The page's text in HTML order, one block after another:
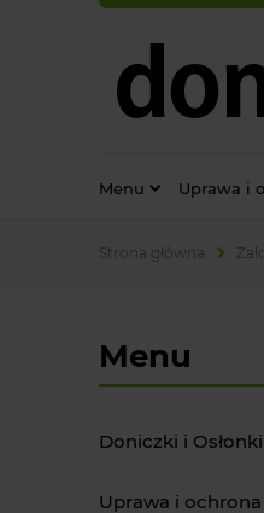
Menu Uprawa i
Strona główna
Menu
Doniczki i Osłonki
Uprawa i ochrona